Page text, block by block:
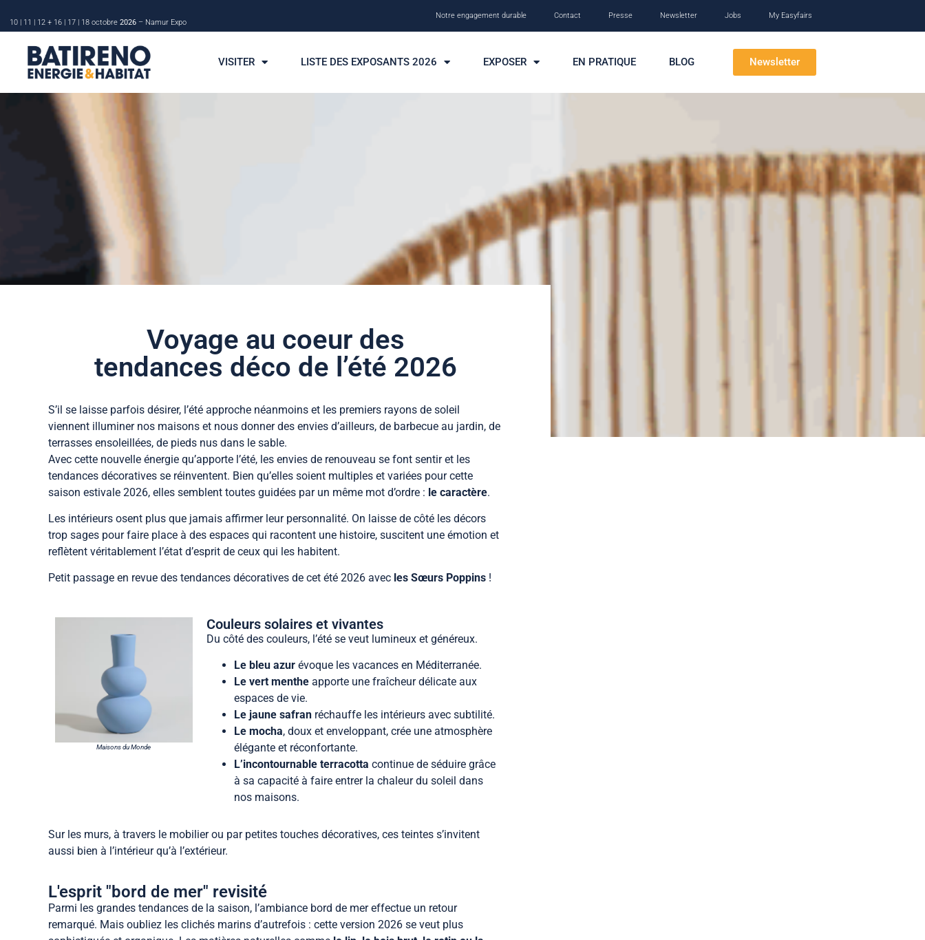
10 | 11 | 12 + 16 | 17 | 18 octobre 2026 – Namur Expo
Notre engagement durable Contact Presse Newsletter Jobs My Easyfairs
VISITER LISTE DES EXPOSANTS 2026 EXPOSER EN PRATIQUE BLOG Newsletter
Voyage au coeur des
tendances déco de l’été 2026
S’il se laisse parfois désirer, l’été approche néanmoins et les premiers rayons de soleil
viennent illuminer nos maisons et nous donner des envies d’ailleurs, de barbecue au jardin, de
terrasses ensoleillées, de pieds nus dans le sable.
Avec cette nouvelle énergie qu’apporte l’été, les envies de renouveau se font sentir et les
tendances décoratives se réinventent. Bien qu’elles soient multiples et variées pour cette
saison estivale 2026, elles semblent toutes guidées par un même mot d’ordre : le caractère.
Les intérieurs osent plus que jamais affirmer leur personnalité. On laisse de côté les décors
trop sages pour faire place à des espaces qui racontent une histoire, suscitent une émotion et
reflètent véritablement l’état d’esprit de ceux qui les habitent.
Petit passage en revue des tendances décoratives de cet été 2026 avec les Sœurs Poppins !
Maisons du Monde
Couleurs solaires et vivantes
Du côté des couleurs, l’été se veut lumineux et généreux.
Le bleu azurévoque les vacances en Méditerranée.
Le vert mentheapporte une fraîcheur délicate aux
espaces de vie.
Le jaune safranréchauffe les intérieurs avec subtilité.
Le mocha, doux et enveloppant, crée une atmosphère
élégante et réconfortante.
L’incontournable terracotta continue de séduire grâce
à sa capacité à faire entrer la chaleur du soleil dans
nos maisons.
Sur les murs, à travers le mobilier ou par petites touches décoratives, ces teintes s’invitent
aussi bien à l’intérieur qu’à l’extérieur.
L'esprit "bord de mer" revisité
Parmi les grandes tendances de la saison, l’ambiance bord de mer effectue un retour
remarqué. Mais oubliez les clichés marins d’autrefois : cette version 2026 se veut plus